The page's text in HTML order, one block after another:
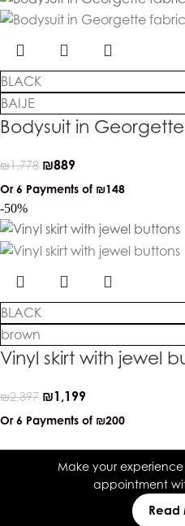
BLACK
BAIJE
Bodysuit in
₪1,778 ₪889
Or 6 Payments of ₪148
-50%
BLACK
brown
Vinyl skirt with jewel
₪2,397 ₪1,199
Or 6 Payments of ₪200
Make your
appointment
Read